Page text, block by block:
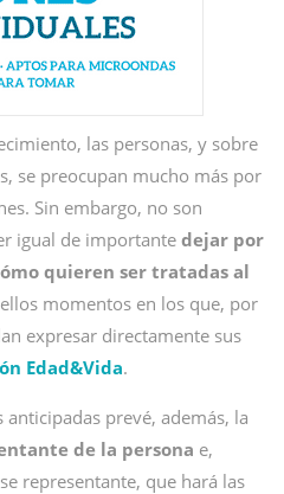
las personas, y sobre
se preocupan mucho más por
Sin embargo, no son
igual de importante dejar por
quieren ser tratadas al
momentos en los que, por
expresar directamente sus
Edad&Vida.
prevé, además, la
de la persona e,
representante, que hará las